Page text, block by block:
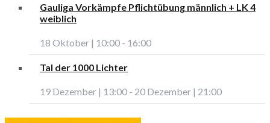
Gauliga Vorkämpfe Pflichtübung männlich + LK 4
weiblich
18 Oktober | 10:00 - 16:00
Tal der 1000 Lichter
19 Dezember | 13:00 - 20 Dezember | 21:00